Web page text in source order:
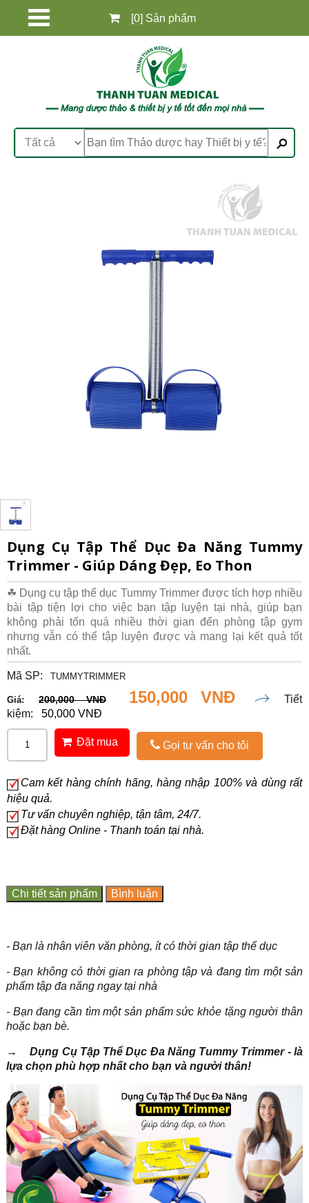
[0] Sản phẩm
Dụng Cụ Tập Thể Dục Đa Năng Tummy
Trimmer - Giúp Dáng Đẹp, Eo Thon
☘ Dụng cụ tập thể dục Tummy Trimmer được tích hợp nhiều
bài tập tiện lợi cho việc bạn tập luyện tại nhà, giúp bạn
không phải tốn quá nhiều thời gian đến phòng tập gym
nhưng vẫn có thể tập luyện được và mang lại kết quả tốt
nhất.
Mã SP: TUMMYTRIMMER
Giá: 200,000 VNĐ 150,000 VNĐ
Tiết
kiệm:
50,000 VNĐ
Đặt mua Gọi tư vấn cho tôi
Cam kết hàng chính hãng, hàng nhập 100% và dùng rất
hiệu quả.
Tư vấn chuyên nghiệp, tận tâm, 24/7.
Đặt hàng Online - Thanh toán tại nhà.
Chi tiết sản phẩm Bình luận
- Bạn là nhân viên văn phòng, ít có thời gian tập thể dục
- Bạn không có thời gian ra phòng tập và đang tìm một sản
phẩm tập đa năng ngay tại nhà
- Bạn đang cần tìm một sản phẩm sức khỏe tặng người thân
hoặc bạn bè.
→
Dụng Cụ Tập Thể Dục Đa Năng Tummy Trimmer - là
lựa chọn phù hợp nhất cho bạn và người thân!